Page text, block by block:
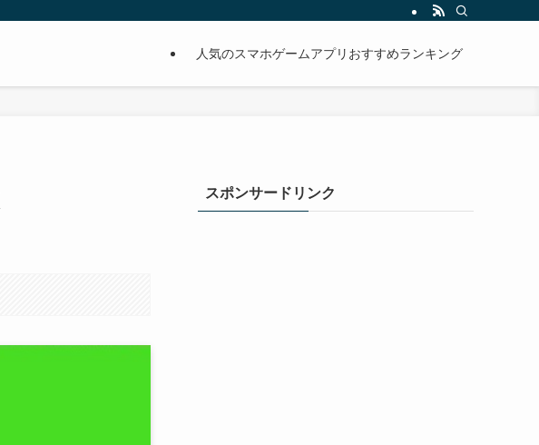
人気のスマホゲームアプリおすすめランキング
スポンサードリンク